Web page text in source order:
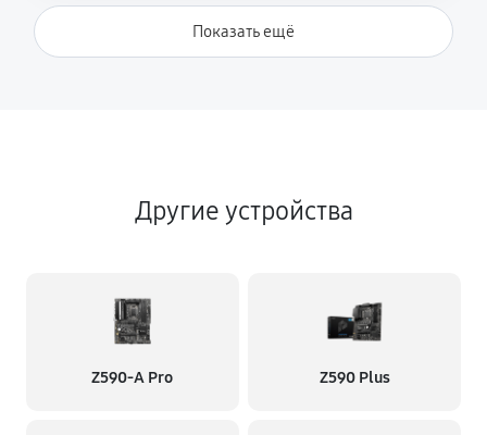
Показать ещё
Другие устройства
Z590-A Pro Z590 Plus